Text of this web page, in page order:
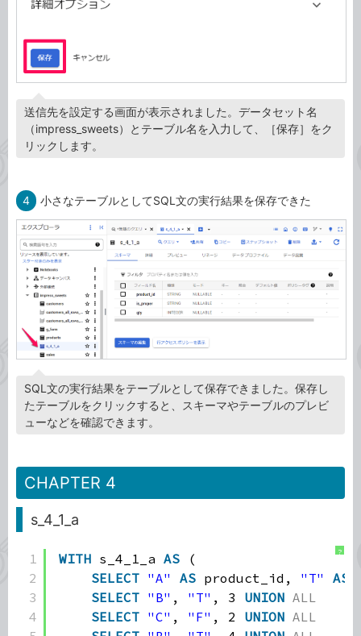
送信先を設定する画面が表示されました。データセット名
（impress_sweets）とテーブル名を入力して、［保存］をク
リックします。
4 小さなテーブルとしてSQL文の実行結果を保存できた
SQL文の実行結果をテーブルとして保存できました。保存し
たテーブルをクリックすると、スキーマやテーブルのプレビ
ューなどを確認できます。
CHAPTER 4
s_4_1_a
?
1
2
3
4
WITH s_4_1_a AS
(
SELECT "A" AS product_id, "T" AS
SELECT "B" , "T" , 3 UNION ALL
SELECT "C" , "F" , 2 UNION ALL